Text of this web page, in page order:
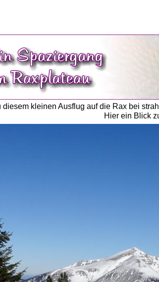
diesem kleinen Ausflug auf die Rax bei
Hier ein Blick